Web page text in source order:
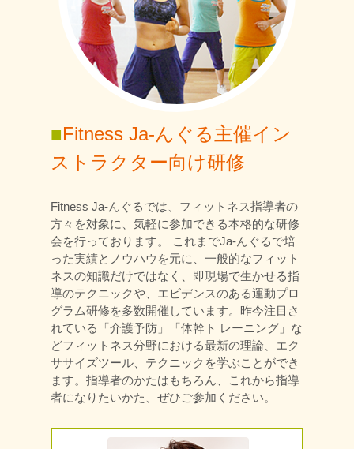
■Fitness Ja-んぐる主催イン
ストラクター向け研修
Fitness Ja-んぐるでは、フィットネス指導者の
方々を対象に、気軽に参加できる本格的な研修
会を行っております。 これまでJa-んぐるで培
った実績とノウハウを元に、一般的なフィット
ネスの知識だけではなく、即現場で生かせる指
導のテクニックや、エビデンスのある運動プロ
グラム研修を多数開催しています。昨今注目さ
れている「介護予防」「体幹ト レーニング」な
どフィットネス分野における最新の理論、エク
ササイズツール、テクニックを学ぶことができ
ます。指導者のかたはもちろん、これから指導
者になりたいかた、ぜひご参加ください。